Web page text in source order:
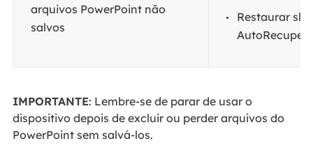
arquivos PowerPoint não
salvos
Restaurar
IMPORTANTE: Lembre-se de parar de usar o
dispositivo depois de excluir ou perder arquivos do
PowerPoint sem salvá-los.